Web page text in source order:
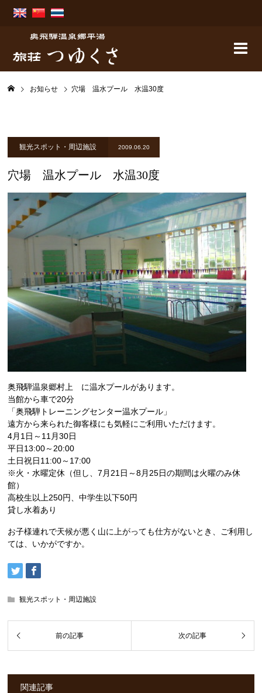
お知らせ 穴場 温水プール 水温30度
観光スポット・周辺施設 2009.06.20
穴場 温水プール 水温30度
奥飛騨温泉郷村上 に温水プールがあります。
当館から車で20分
「奥飛騨トレーニングセンター温水プール」
遠方から来られた御客様にも気軽にご利用いただけます。
4月1日～11月30日
平日13:00～20:00
土日祝日11:00～17:00
※火・水曜定休（但し、7月21日～8月25日の期間は火曜のみ休
館）
高校生以上250円、中学生以下50円
貸し水着あり
お子様連れで天候が悪く山に上がっても仕方がないとき、ご利用し
ては、いかがですか。
観光スポット・周辺施設
関連記事